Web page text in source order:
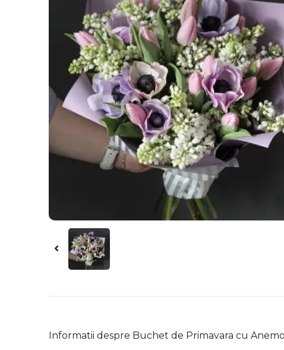
Informatii despre Buchet de Primavara cu